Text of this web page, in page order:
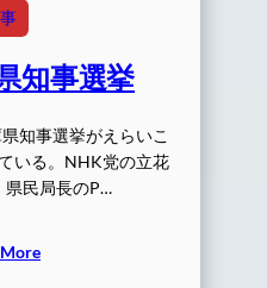
知事選挙
知事選挙がえらいこ
いる。NHK党の立花
県民局長のP…